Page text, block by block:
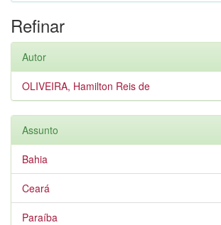
Refinar
Autor
OLIVEIRA, Hamilton Reis de
Assunto
Bahia
Ceará
Paraíba